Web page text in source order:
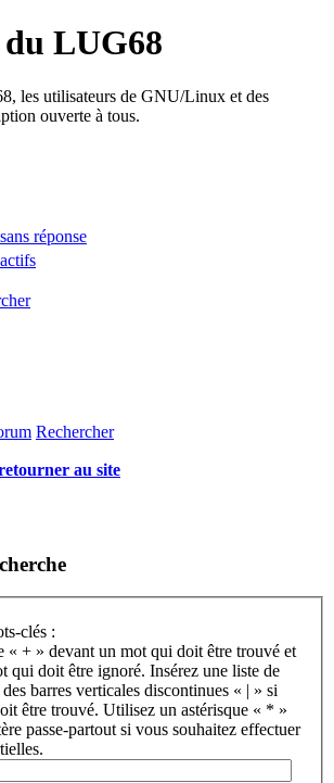
LUG68
les utilisateurs de GNU/Linux et des
ouverte à tous.
réponse
Rechercher
au site
clés :
« + » devant un mot qui doit être trouvé et
qui doit être ignoré. Insérez une liste de
barres verticales discontinues « | » si
être trouvé. Utilisez un astérisque « * »
passe-partout si vous souhaitez effectuer